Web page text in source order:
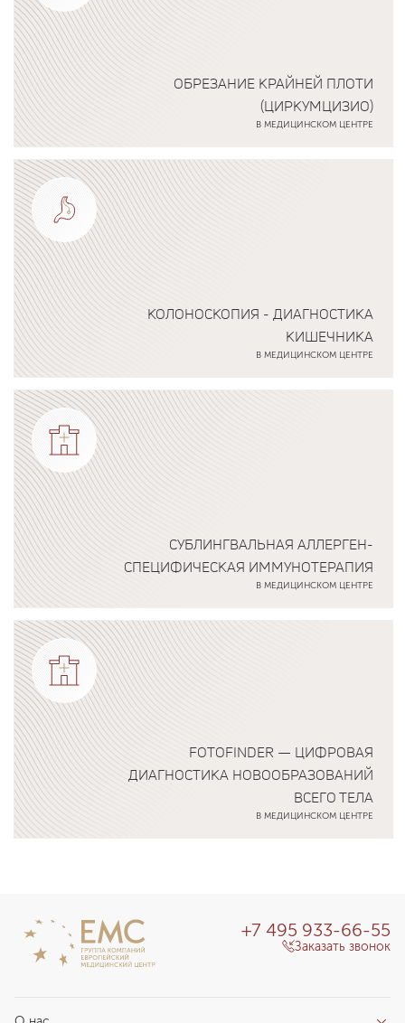
ОБРЕЗАНИЕ КРАЙНЕЙ ПЛОТИ
(ЦИРКУМЦИЗИО)
В МЕДИЦИНСКОМ ЦЕНТРЕ
Подробнее о программе
КОЛОНОСКОПИЯ - ДИАГНОСТИКА
КИШЕЧНИКА
В МЕДИЦИНСКОМ ЦЕНТРЕ
Подробнее о программе
СУБЛИНГВАЛЬНАЯ АЛЛЕРГЕН-
СПЕЦИФИЧЕСКАЯ ИММУНОТЕРАПИЯ
В МЕДИЦИНСКОМ ЦЕНТРЕ
Подробнее о программе
FOTOFINDER — ЦИФРОВАЯ
ДИАГНОСТИКА НОВООБРАЗОВАНИЙ
ВСЕГО ТЕЛА
В МЕДИЦИНСКОМ ЦЕНТРЕ
+7 495 933-66-55
Заказать звонок